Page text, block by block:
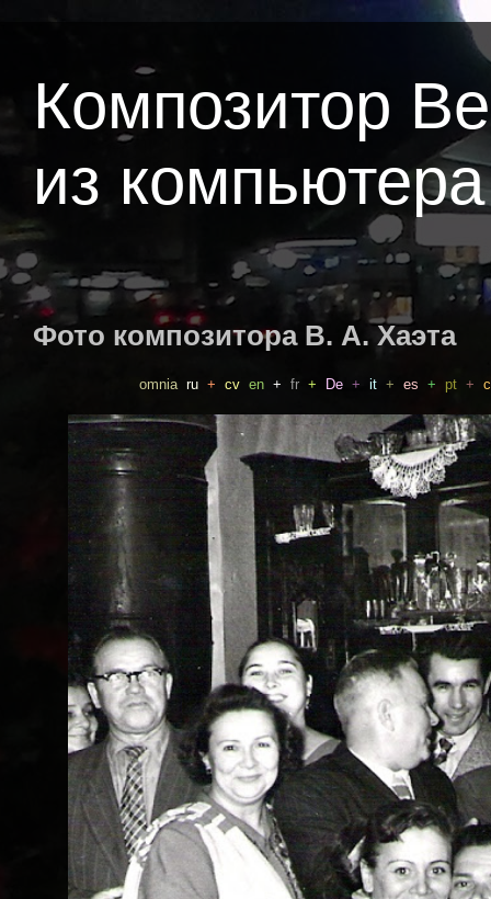
Композитор
из
Фото композитора В. А. Хаэта
omnia ru + cv en + fr + De + it + es + pt +